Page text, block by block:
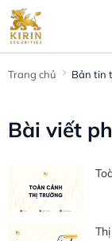
Trang chủ Bản tin
Bài viết